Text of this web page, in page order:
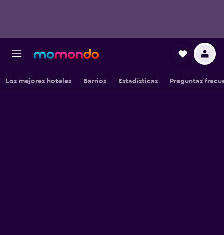
Los mejores hoteles Barrios Estadísticas Preguntas